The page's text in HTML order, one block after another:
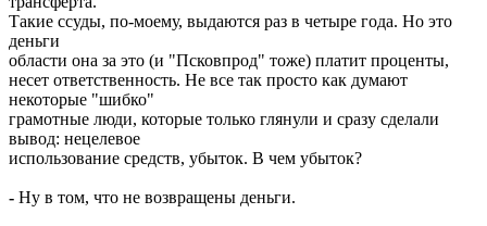
Такие ссуды, по-моему, выдаются раз в четыре года. Но это
деньги
области она за это (и "Псковпрод" тоже) платит проценты,
несет ответственность. Не все так просто как думают
некоторые "шибко"
грамотные люди, которые только глянули и сразу сделали
вывод: нецелевое
использование средств, убыток. В чем убыток?
- Ну в том, что не возвращены деньги.